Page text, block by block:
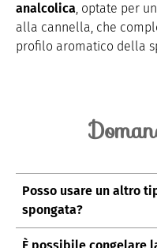
analcolica, optate per
alla cannella, che
profilo aromatico della
Posso usare un altro
spongata?
È consigliabile